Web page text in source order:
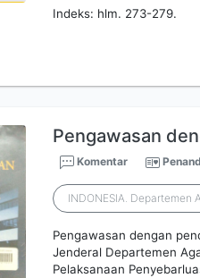
Indeks: hlm. 273-279.
Pengawasan
Komentar
INDONESIA. Departemen
Pengawasan dengan
Jenderal Departemen
Pelaksanaan